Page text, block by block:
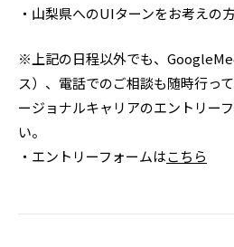
・山梨県へのUIターンをお考えの
※上記の日程以外でも、
ス）、電話でのご相談も随時行っ
ージョナルキャリアのエントリー
い。
・エントリーフォームはこちら